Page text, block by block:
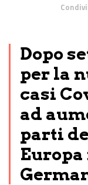
Dopo
per la
casi
ad
parti